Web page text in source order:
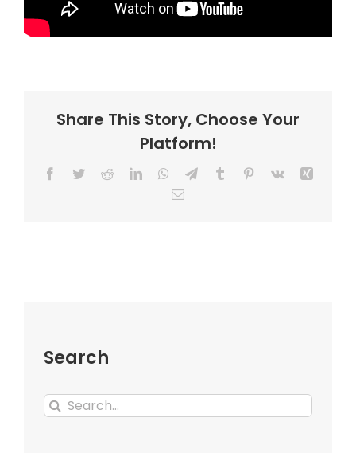
Share This Story, Choose Your
Platform!
Facebook
TwitterRedditLinkedInWhatsApp
TelegramTumblr Pinterest
Vk
Email
Search
Search
for: